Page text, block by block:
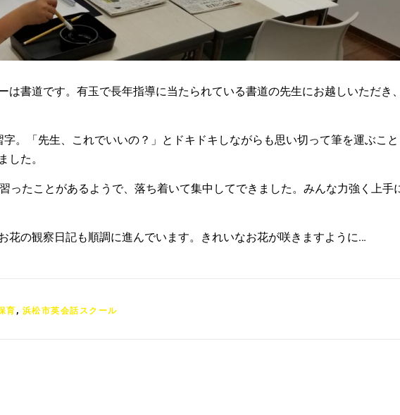
は書道です。有玉で長年指導に当たられている書道の先生にお越しいただき
。「先生、これでいいの？」とドキドキしながらも思い切って筆を運ぶこと
した。
ったことがあるようで、落ち着いて集中してできました。みんな力強く上手
花の観察日記も順調に進んでいます。きれいなお花が咲きますように…
育 , 浜松市英会話スクール